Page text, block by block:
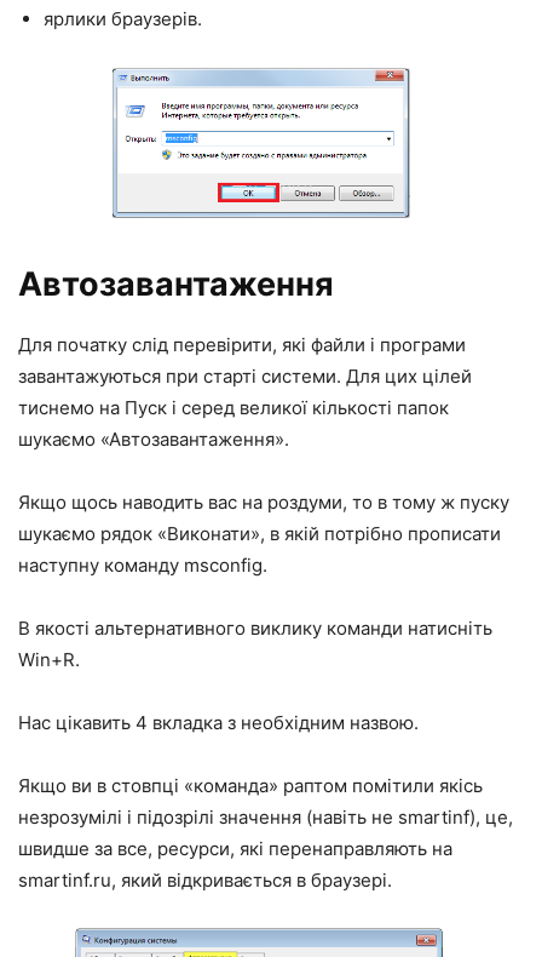
ярлики браузерів.
Автозавантаження
Для початку слід перевірити, які файли і програми
завантажуються при старті системи. Для цих цілей
тиснемо на Пуск і серед великої кількості папок
шукаємо «Автозавантаження».
Якщо щось наводить вас на роздуми, то в тому ж пуску
шукаємо рядок «Виконати», в якій потрібно прописати
наступну команду msconfig.
В якості альтернативного виклику команди натисніть
Win+R.
Нас цікавить 4 вкладка з необхідним назвою.
Якщо ви в стовпці «команда» раптом помітили якісь
незрозумілі і підозрілі значення (навіть не smartinf), це,
швидше за все, ресурси, які перенаправляють на
smartinf.ru, який відкривається в браузері.